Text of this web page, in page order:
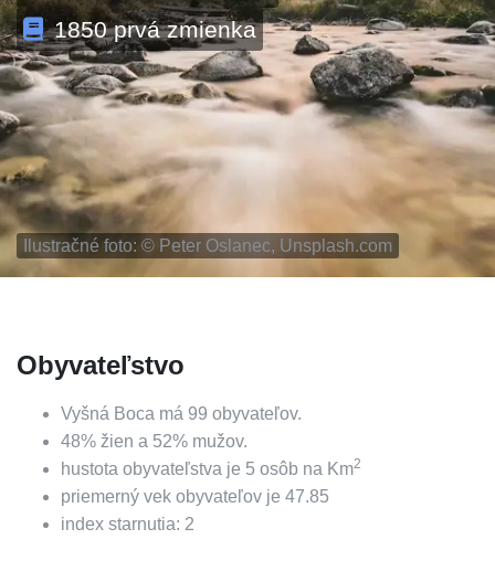
1850prvá zmienka
Ilustračné foto: © Peter Oslanec, Unsplash.com
Obyvateľstvo
Vyšná Boca má 99 obyvateľov.
48% žien a 52% mužov.
hustota obyvateľstva je 5 osôb na Km2
priemerný vek obyvateľov je 47.85
index starnutia: 2